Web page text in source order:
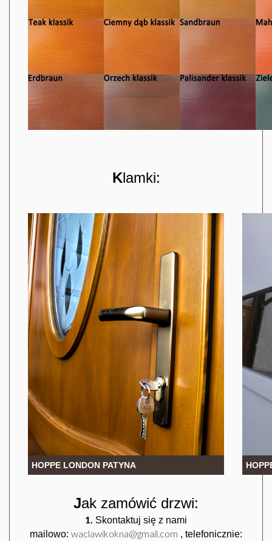
Klamki:
HOPPE LONDON PATYNA
Jak zamówić drzwi:
1. Skontaktuj się z nami
mailowo: waclawikokna@gmail.com , telefonicznie: